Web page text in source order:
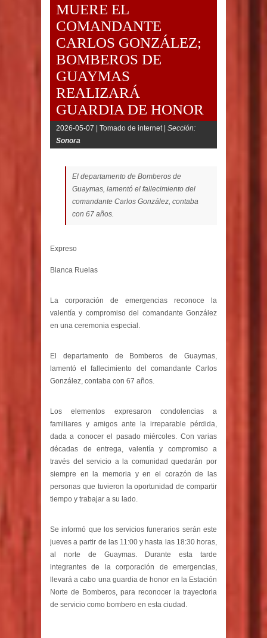
MUERE EL
COMANDANTE
CARLOS GONZÁLEZ;
BOMBEROS DE
GUAYMAS
REALIZARÁ
GUARDIA DE HONOR
2026-05-07 | Tomado de internet | Sección:
Sonora
El departamento de Bomberos de
Guaymas, lamentó el fallecimiento del
comandante Carlos González, contaba
con 67 años.
Expreso
Blanca Ruelas
La corporación de emergencias reconoce la
valentía y compromiso del comandante González
en una ceremonia especial.
El departamento de Bomberos de Guaymas,
lamentó el fallecimiento del comandante Carlos
González, contaba con 67 años.
Los elementos expresaron condolencias a
familiares y amigos ante la irreparable pérdida,
dada a conocer el pasado miércoles. Con varias
décadas de entrega, valentía y compromiso a
través del servicio a la comunidad quedarán por
siempre en la memoria y en el corazón de las
personas que tuvieron la oportunidad de compartir
tiempo y trabajar a su lado.
Se informó que los servicios funerarios serán este
jueves a partir de las 11:00 y hasta las 18:30 horas,
al norte de Guaymas. Durante esta tarde
integrantes de la corporación de emergencias,
llevará a cabo una guardia de honor en la Estación
Norte de Bomberos, para reconocer la trayectoria
de servicio como bombero en esta ciudad.